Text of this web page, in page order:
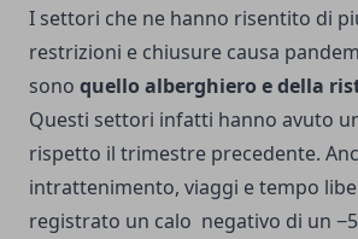
I settori che ne hanno risentito di
restrizioni e chiusure causa
sono quello alberghiero e della
Questi settori infatti hanno avuto
rispetto il trimestre precedente.
intrattenimento, viaggi e tempo
registrato un calo negativo di un